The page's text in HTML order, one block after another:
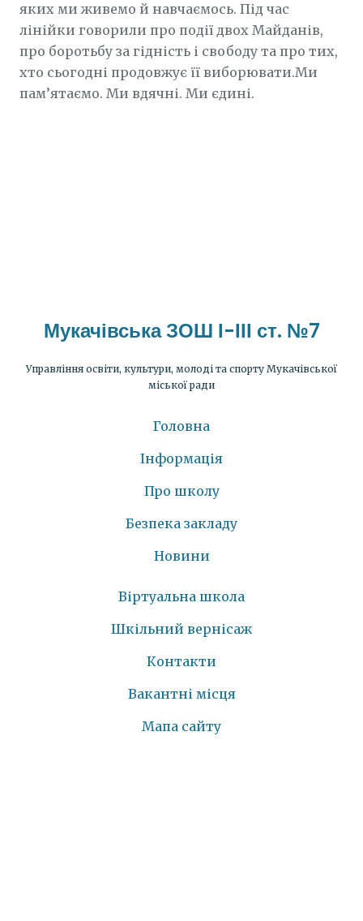
яких ми живемо й навчаємось. Під час
лінійки говорили про події двох Майданів,
про боротьбу за гідність і свободу та про тих,
хто сьогодні продовжує її виборювати.Ми
пам’ятаємо. Ми вдячні. Ми єдині.
Мукачівська ЗОШ І-ІІІ ст. №7
Управління освіти, культури, молоді та спорту Мукачівської
міської ради
Головна
Інформація
Про школу
Безпека закладу
Новини
Віртуальна школа
Шкільний вернісаж
Контакти
Вакантні місця
Мапа сайту